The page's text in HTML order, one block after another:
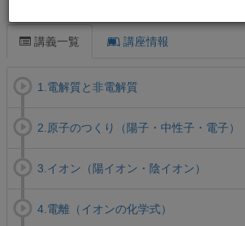
講義一覧 講座情報
1.電解質と非電解質
2.原子のつくり（陽子・中性子・電子）
3.イオン（陽イオン・陰イオン）
4.電離（イオンの化学式）